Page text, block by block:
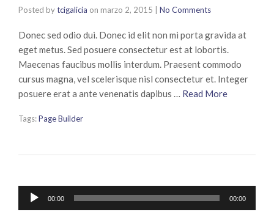
Posted bytcigalicia on marzo 2, 2015 No Comments
Donec sed odio dui. Donec id elit non mi porta gravida at
eget metus. Sed posuere consectetur est at lobortis.
Maecenas faucibus mollis interdum. Praesent commodo
cursus magna, vel scelerisque nisl consectetur et. Integer
posuere erat a ante venenatis dapibus … Read More
Tags:Page Builder
Reproductor
00:00 00:00